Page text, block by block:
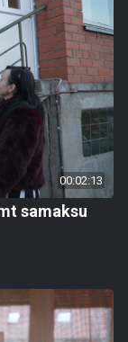
00:02:13
samaksu